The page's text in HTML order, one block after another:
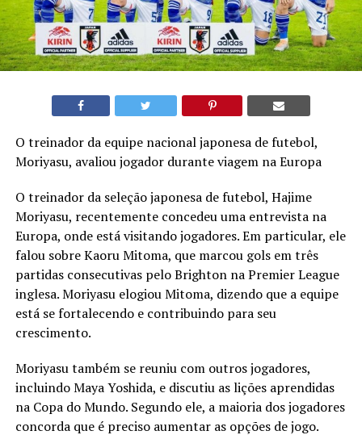
O treinador da equipe nacional japonesa de futebol,
Moriyasu, avaliou jogador durante viagem na Europa
O treinador da seleção japonesa de futebol, Hajime
Moriyasu, recentemente concedeu uma entrevista na
Europa, onde está visitando jogadores. Em particular, ele
falou sobre Kaoru Mitoma, que marcou gols em três
partidas consecutivas pelo Brighton na Premier League
inglesa. Moriyasu elogiou Mitoma, dizendo que a equipe
está se fortalecendo e contribuindo para seu
crescimento.
Moriyasu também se reuniu com outros jogadores,
incluindo Maya Yoshida, e discutiu as lições aprendidas
na Copa do Mundo. Segundo ele, a maioria dos jogadores
concorda que é preciso aumentar as opções de jogo.